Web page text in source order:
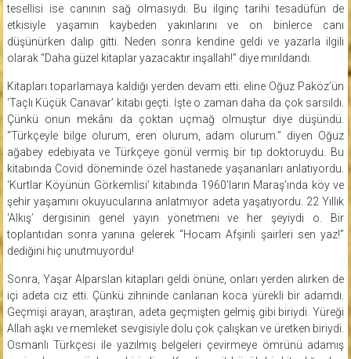
tesellisi ise canının sağ olmasıydı. Bu ilginç tarihi tesadüfün de
etkisiyle yaşamın kaybeden yakınlarını ve on binlerce canı
düşünürken dalıp gitti. Neden sonra kendine geldi ve yazarla ilgili
olarak “Daha güzel kitaplar yazacaktır inşallah!” diye mırıldandı.
Kitapları toparlamaya kaldığı yerden devam etti. eline Oğuz Paköz’ün
‘Taçlı Küçük Canavar’ kitabı geçti. İşte o zaman daha da çok sarsıldı.
Çünkü onun mekânı da çoktan uçmağ olmuştur diye düşündü.
“Türkçeyle bilge olurum, eren olurum, adam olurum.” diyen Oğuz
ağabey edebiyata ve Türkçeye gönül vermiş bir tıp doktoruydu. Bu
kitabında Covid döneminde özel hastanede yaşananları anlatıyordu.
‘Kurtlar Köyünün Görkemlisi’ kitabında 1960’ların Maraş’ında köy ve
şehir yaşamını okuyucularına anlatmıyor adeta yaşatıyordu. 22 Yıllık
‘Alkış’ dergisinin genel yayın yönetmeni ve her şeyiydi o. Bir
toplantıdan sonra yanına gelerek “Hocam Afşinli şairleri sen yaz!”
dediğini hiç unutmuyordu!
Sonra, Yaşar Alparslan kitapları geldi önüne, onları yerden alırken de
içi adeta cız etti. Çünkü zihninde canlanan koca yürekli bir adamdı.
Geçmişi arayan, araştıran, adeta geçmişten gelmiş gibi biriydi. Yüreği
Allah aşkı ve memleket sevgisiyle dolu çok çalışkan ve üretken biriydi.
Osmanlı Türkçesi ile yazılmış belgeleri çevirmeye ömrünü adamış